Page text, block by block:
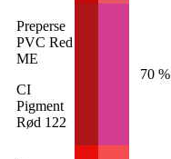
Preperse
PVC Red
ME
CI
Pigment
Rød 122
70 %